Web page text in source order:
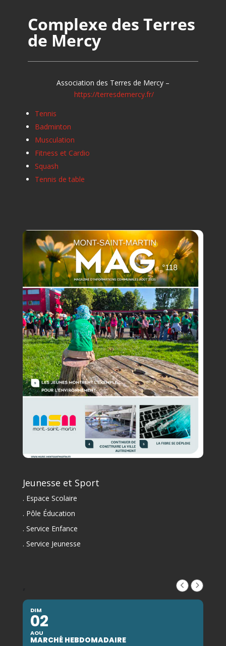
Complexe des Terres
de Mercy
Association des Terres de Mercy –
https://terresdemercy.fr/
Tennis
Badminton
Musculation
Fitness et Cardio
Squash
Tennis de table
Jeunesse et Sport
. Espace Scolaire
. Pôle Éducation
. Service Enfance
. Service Jeunesse
DIM
02
AOU
MARCHÉ HEBDOMADAIRE